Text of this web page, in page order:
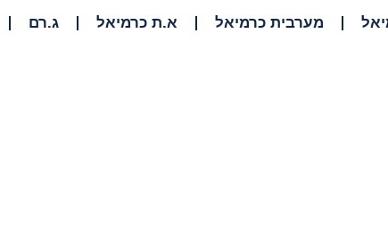
מערבית כרמיאל א.ת כרמיאל ג.רם